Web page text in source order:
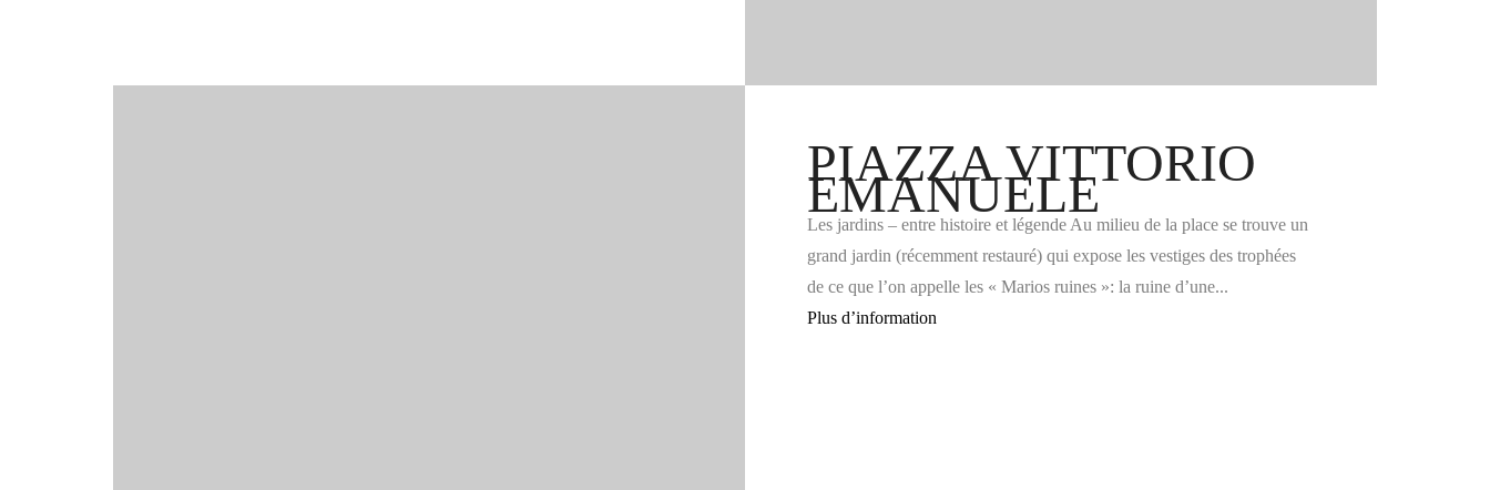
PIAZZA VITTORIO
EMANUELE
Les jardins – entre histoire et légende Au milieu de la place se trouve un
grand jardin (récemment restauré) qui expose les vestiges des trophées
de ce que l’on appelle les « Marios ruines »: la ruine d’une...
Plus d’information